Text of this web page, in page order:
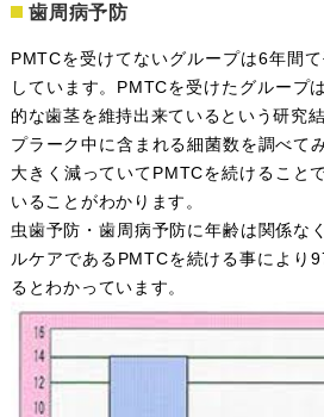
歯周病予防
PMTCを受けてないグループは6年間
しています。PMTCを受けたグループ
的な歯茎を維持出来ているという研究
プラーク中に含まれる細菌数を調べて
大きく減っていてPMTCを続けること
いることがわかります。
虫歯予防・歯周病予防に年齢は関係な
ルケアであるPMTCを続ける事により
るとわかっています。